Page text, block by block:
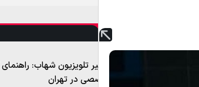
تعمیر تلویزیون شهاب:
تخصصی در تهران